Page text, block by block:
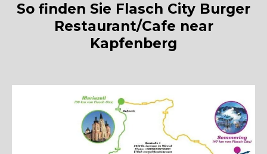
So finden Sie Flasch City Burger
Restaurant/Cafe near
Kapfenberg